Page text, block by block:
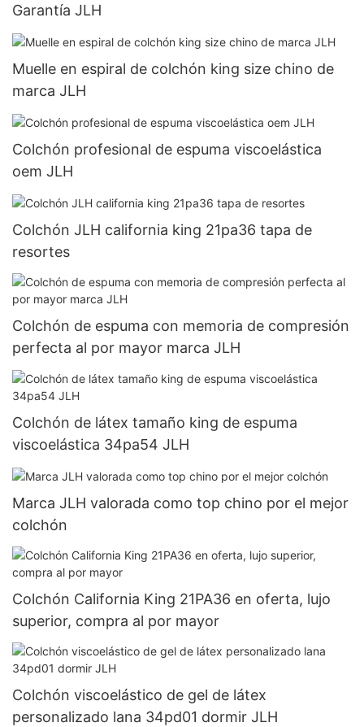
Garantía JLH
Muelle en espiral de colchón king size chino de
marca JLH
Colchón profesional de espuma viscoelástica
oem JLH
Colchón JLH california king 21pa36 tapa de
resortes
Colchón de espuma con memoria de compresión
perfecta al por mayor marca JLH
Colchón de látex tamaño king de espuma
viscoelástica 34pa54 JLH
Marca JLH valorada como top chino por el mejor
colchón
Colchón California King 21PA36 en oferta, lujo
superior, compra al por mayor
Colchón viscoelástico de gel de látex
personalizado lana 34pd01 dormir JLH